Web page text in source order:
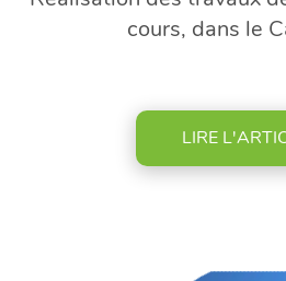
cours, dans le
LIRE